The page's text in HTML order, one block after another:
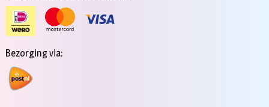
Bezorging via: